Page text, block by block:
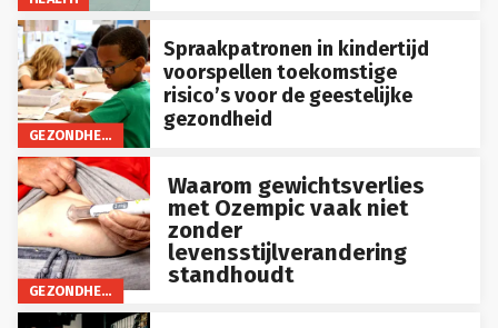
GEZONDHEID
Spraakpatronen in kindertijd
voorspellen toekomstige
risico’s voor de geestelijke
gezondheid
GEZONDHEID
Waarom gewichtsverlies
met Ozempic vaak niet
zonder
levensstijlverandering
standhoudt